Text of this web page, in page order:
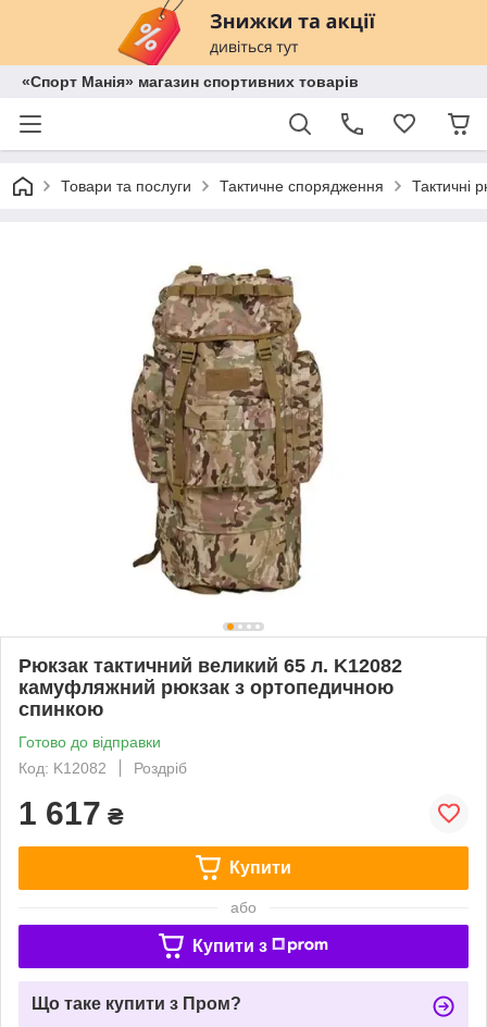
«Спорт Манія» магазин спортивних товарів
Товари та послуги Тактичне спорядження Тактичні
Рюкзак тактичний великий 65 л. K12082
камуфляжний рюкзак з ортопедичною
спинкою
Готово до відправки
Код: K12082
Роздріб
1 617 ₴
Купити
або
Купити з
Що таке купити з Пром?